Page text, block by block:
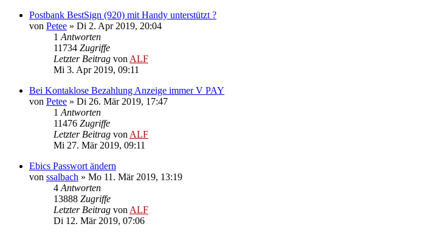
Postbank BestSign (920) mit Handy unterstützt ?
von Petee » Di 2. Apr 2019, 20:04
1 Antworten
11734 Zugriffe
Letzter Beitrag von ALF
Mi 3. Apr 2019, 09:11
Bei Kontaklose Bezahlung Anzeige immer V PAY
von Petee » Di 26. Mär 2019, 17:47
1 Antworten
11476 Zugriffe
Letzter Beitrag von ALF
Mi 27. Mär 2019, 09:11
Ebics Passwort ändern
von ssalbach » Mo 11. Mär 2019, 13:19
4 Antworten
13888 Zugriffe
Letzter Beitrag von ALF
Di 12. Mär 2019, 07:06